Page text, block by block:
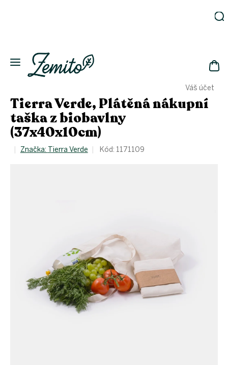
Váš účet
Eko
domácnost
Kosmetika
Eko
láhve
Akce
Zachraň
Tierra Verde, Plátěná nákupní
taška z biobavlny
(37x40x10cm)
Značka: Tierra Verde Kód: 1171109